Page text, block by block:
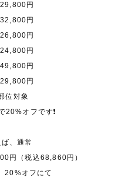
円
円
円
円
円
円
位対象
20%オフです❗️
ば、通常
円（税込68,860円）
20%オフにて